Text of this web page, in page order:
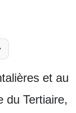
et au
du Tertiaire,